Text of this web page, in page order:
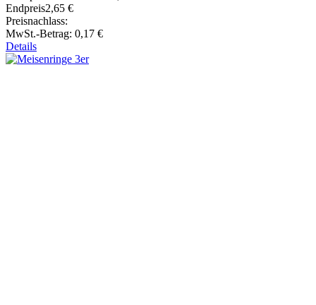
Endpreis2,65 €
Preisnachlass:
MwSt.-Betrag: 0,17 €
Details